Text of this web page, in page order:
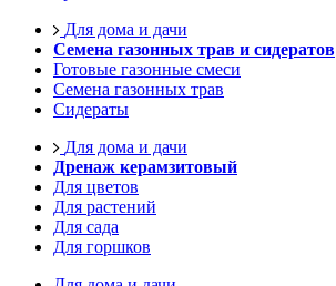
Для дома и дачи
Семена газонных трав и сидератов
Готовые газонные смеси
Семена газонных трав
Сидераты
Для дома и дачи
Дренаж керамзитовый
Для цветов
Для растений
Для сада
Для горшков